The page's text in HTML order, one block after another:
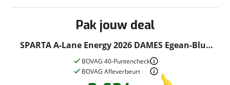
Pak jouw deal
SPARTA A-Lane Energy 2026 DAMES Egean-Blue
Mat 51cm 2026
BOVAG 40-Puntencheck
BOVAG Afleverbeurt